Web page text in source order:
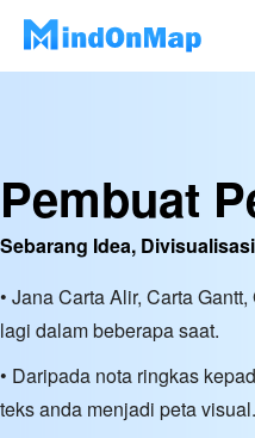
Pembuat
Sebarang Idea,
• Jana Carta Alir, Carta
lagi dalam beberapa saat.
• Daripada nota ringkas
teks anda menjadi peta visual.